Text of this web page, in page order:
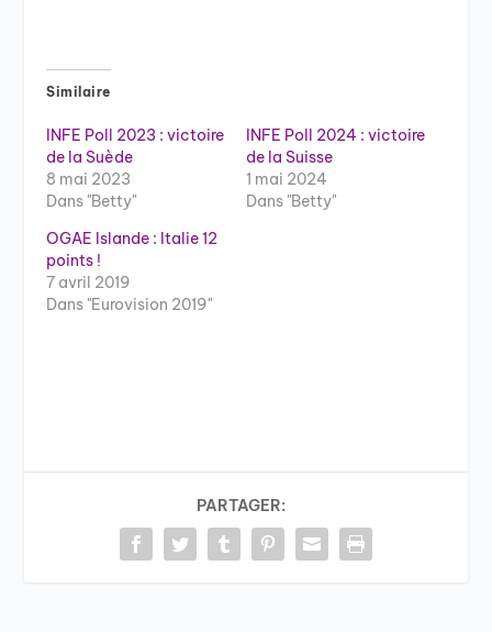
Similaire
INFE Poll 2023 : victoire
de la Suède
8 mai 2023
Dans "Betty"
INFE Poll 2024 : victoire
de la Suisse
1 mai 2024
Dans "Betty"
OGAE Islande : Italie 12
points !
7 avril 2019
Dans "Eurovision 2019"
PARTAGER: